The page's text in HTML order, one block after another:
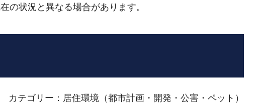
の状況と異なる場合があります。
カテゴリー：居住環境（都市計画・開発・公害・ペット）